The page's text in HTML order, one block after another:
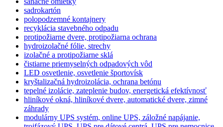
sadrokartón
polopodzemné kontajnery
recyklácia stavebného odpadu
protipožiarne dvere, protipožiarna ochrana
hydroizolačné fólie, strechy
izolačné a protipožiarne sklá
čistiarne priemyselných odpadových vôd
LED osvetlenie, osvetlenie športovísk
kryštalizačná hydroizolácia, ochrana betónu
tepelné izolácie, zateplenie budov, energetická efektívnosť
hliníkové okná, hliníkové dvere, automatické dvere, zimné
záhrady
modulárny UPS systém, online UPS, záložné napájanie,